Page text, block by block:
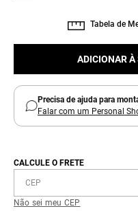
Tabela de
ADICIONAR À
Precisa de ajuda para
Falar com um Personal
CALCULE O FRETE
Não sei meu CEP